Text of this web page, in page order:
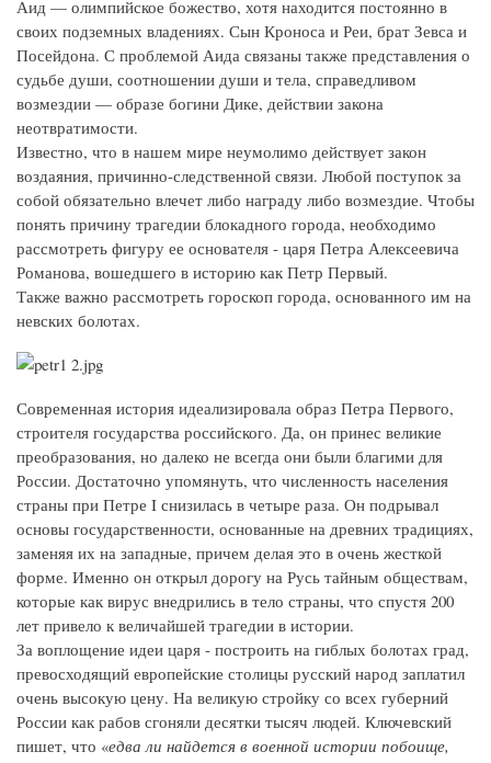
Аид — олимпийское божество, хотя находится постоянно в
своих подземных владениях. Сын Кроноса и Реи, брат Зевса и
Посейдона. С проблемой Аида связаны также представления о
судьбе души, соотношении души и тела, справедливом
возмездии — образе богини Дике, действии закона
неотвратимости.
Известно, что в нашем мире неумолимо действует закон
воздаяния, причинно-следственной связи. Любой поступок за
собой обязательно влечет либо награду либо возмездие. Чтобы
понять причину трагедии блокадного города, необходимо
рассмотреть фигуру ее основателя - царя Петра Алексеевича
Романова, вошедшего в историю как Петр Первый.
Также важно рассмотреть гороскоп города, основанного им на
невских болотах.
Современная история идеализировала образ Петра Первого,
строителя государства российского. Да, он принес великие
преобразования, но далеко не всегда они были благими для
России. Достаточно упомянуть, что численность населения
страны при Петре I снизилась в четыре раза. Он подрывал
основы государственности, основанные на древних традициях,
заменяя их на западные, причем делая это в очень жесткой
форме. Именно он открыл дорогу на Русь тайным обществам,
которые как вирус внедрились в тело страны, что спустя 200
лет привело к величайшей трагедии в истории.
За воплощение идеи царя - построить на гиблых болотах град,
превосходящий европейские столицы русский народ заплатил
очень высокую цену. На великую стройку со всех губерний
России как рабов сгоняли десятки тысяч людей. Ключевский
пишет, что «едва ли найдется в военной истории побоище,